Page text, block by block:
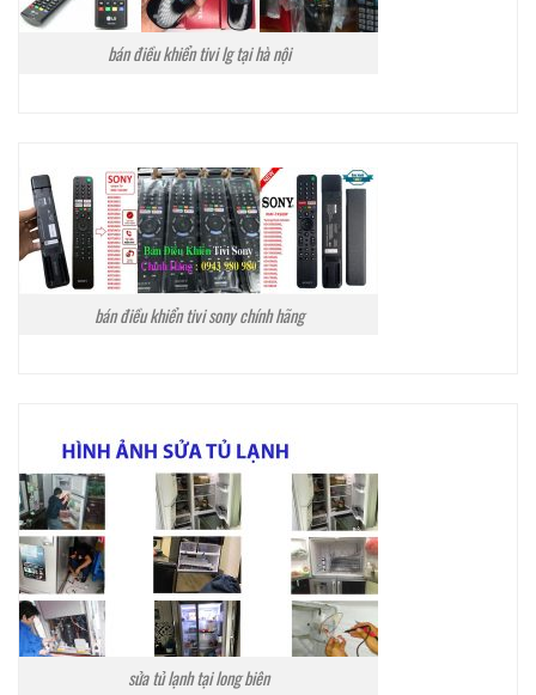
bán điều khiển tivi lg tại hà nội
bán điều khiển tivi sony chính hãng
sửa tủ lạnh tại long biên